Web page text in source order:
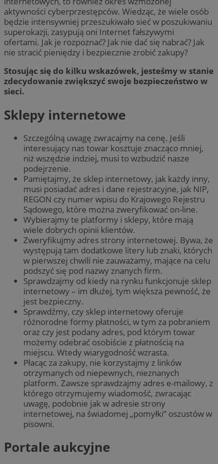
aktywności cyberprzestępców. Wiedząc, że wiele osób
będzie intensywniej przeszukiwało sieć w poszukiwaniu
superokazji, zasypują oni Internet fałszywymi
ofertami. Jak je rozpoznać? Jak nie dać się nabrać? Jak
nie stracić pieniędzy i bezpiecznie zrobić zakupy?
Stosując się do kilku wskazówek, jesteśmy w stanie
zdecydowanie zwiększyć swoje bezpieczeństwo w
sieci.
Sklepy internetowe
Szczególną uwagę zwracajmy na cenę. Jeśli
interesujący nas towar kosztuje znacząco mniej,
niż wszędzie indziej, musi to wzbudzić nasze
podejrzenie.
Pamiętajmy, że sklep internetowy, jak każdy inny,
musi posiadać adres i dane rejestracyjne, jak NIP,
REGON czy numer wpisu do Krajowego Rejestru
Sądowego, które można zweryfikować on-line.
Wybierajmy te platformy i sklepy, które mają
wiele dobrych opinii klientów.
Zweryfikujmy adres strony internetowej. Bywa, że
występują tam dodatkowe litery lub znaki, których
w pierwszej chwili nie zauważamy, mające na celu
podszyć się pod nazwy znanych firm.
Sprawdzajmy od kiedy na rynku funkcjonuje sklep
internetowy – im dłużej, tym większa pewność, że
jest bezpieczny.
Sprawdźmy, czy sklep internetowy oferuje
różnorodne formy płatności, w tym za pobraniem
oraz czy jest podany adres, pod którym towar
możemy odebrać osobiście z płatnością na
miejscu. Wtedy wiarygodność wzrasta.
Płacąc za zakupy, nie korzystajmy z linków
otrzymanych od niepewnych, nieznanych
platform. Zawsze sprawdzajmy adres e-mailowy, z
którego otrzymujemy wiadomość, zwracając
uwagę, podobnie jak w adresie strony
internetowej, na świadomej „pomyłki” oszustów w
pisowni.
Portale aukcyjne